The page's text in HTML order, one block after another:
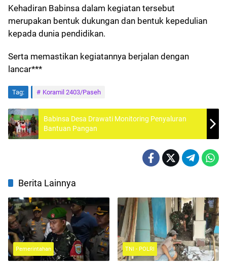
Kehadiran Babinsa dalam kegiatan tersebut
merupakan bentuk dukungan dan bentuk kepedulian
kepada dunia pendidikan.
Serta memastikan kegiatannya berjalan dengan
lancar***
Tag: Koramil 2403/Paseh
Babinsa Desa Drawati Monitoring Penyaluran
Bantuan Pangan
Berita Lainnya
Pemerintahan TNI - POLRI